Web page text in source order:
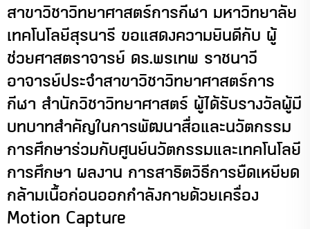
สาขาวิชาวิทยาศาสตร์การกีฬา มหาวิทยาลัย
เทคโนโลยีสุรนารี ขอแสดงความยินดีกับ ผู้
ช่วยศาสตราจารย์ ดร.พรเทพ ราชนาวี
อาจารย์ประจำสาขาวิชาวิทยาศาสตร์การ
กีฬา สำนักวิชาวิทยาศาสตร์ ผู้ได้รับรางวัลผู้มี
บทบาทสำคัญในการพัฒนาสื่อและนวัตกรรม
การศึกษาร่วมกับศูนย์นวัตกรรมและเทคโนโลยี
การศึกษา ผลงาน การสาธิตวิธีการยืดเหยียด
กล้ามเนื้อก่อนออกกำลังกายด้วยเครื่อง
Motion Capture